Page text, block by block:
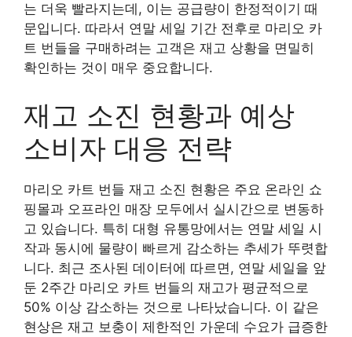
는 더욱 빨라지는데, 이는 공급량이 한정적이기 때
문입니다. 따라서 연말 세일 기간 전후로 마리오 카
트 번들을 구매하려는 고객은 재고 상황을 면밀히
확인하는 것이 매우 중요합니다.
재고 소진 현황과 예상
소비자 대응 전략
마리오 카트 번들 재고 소진 현황은 주요 온라인 쇼
핑몰과 오프라인 매장 모두에서 실시간으로 변동하
고 있습니다. 특히 대형 유통망에서는 연말 세일 시
작과 동시에 물량이 빠르게 감소하는 추세가 뚜렷합
니다. 최근 조사된 데이터에 따르면, 연말 세일을 앞
둔 2주간 마리오 카트 번들의 재고가 평균적으로
50% 이상 감소하는 것으로 나타났습니다. 이 같은
현상은 재고 보충이 제한적인 가운데 수요가 급증한